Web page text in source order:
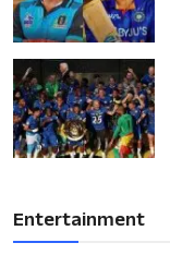
Entertainment